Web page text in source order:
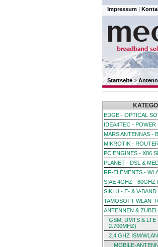
Impressum |
Startseite»
EDGE - OPTICAL
IDEA4TEC -
MARS ANTENNAS -
MIKROTIK -
PC ENGINES - X86
PLANET - DSL &
RF-ELEMENTS -
SIAE 4GHZ - 80GHZ
SIKLU - E- & V-
TAMOSOFT WLAN-
ANTENNEN &
GSM, UMTS & LTE
2.700MHZ)
2.4 GHZ ISM/WLAN
MOBILE-